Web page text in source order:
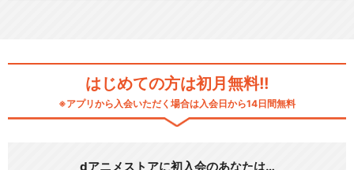
はじめての方は初月無料!!
※アプリから入会いただく場合は入会日から14日間無料
dアニメストアに初入会のあなたは…